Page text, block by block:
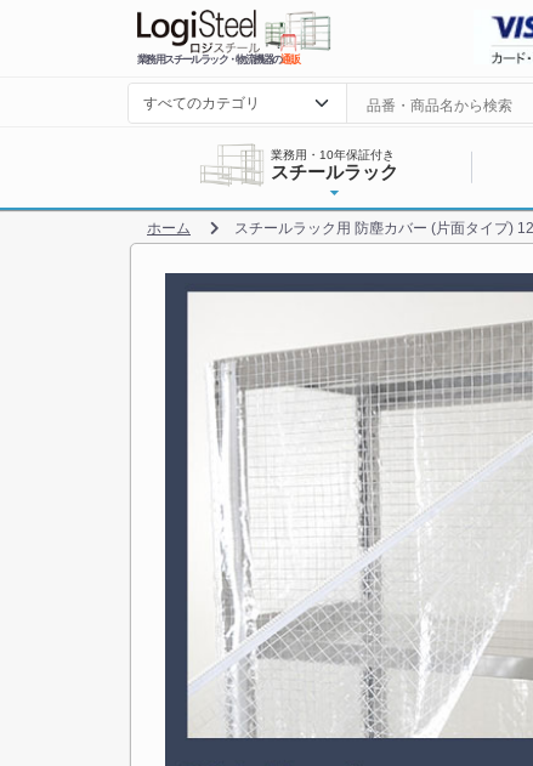
業務用スチールラック・物流機器の通販
業務用・10年保証付き
スチールラック
ホーム スチールラック用 防塵カバー (片面タイプ)